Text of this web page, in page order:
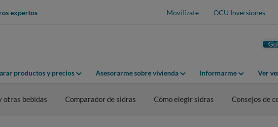
expertos Movilízate OCU Inversiones
productos y precios Asesorarme sobre vivienda Informarme Ver
otras bebidas Comparador de sidras Cómo elegir sidras Consejos de